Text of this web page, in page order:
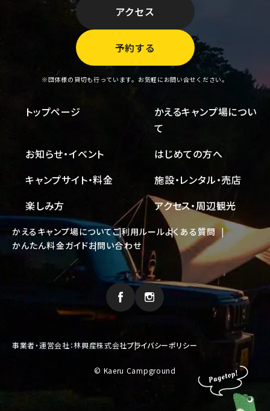
アクセス
予約する
※団体様の貸切も行っています。お気軽にお問い合せください。
トップページ
かえるキャンプ場につい
て
お知らせ・イベント
はじめての方へ
キャンプサイト・料金
施設・レンタル・売店
楽しみ方
アクセス・周辺観光
かえるキャンプ場についてご利用ルールよくある質問
かんたん料金ガイドお問い合わせ
事業者・運営会社：林興産株式会社プライバシーポリシー
© Kaeru Campground